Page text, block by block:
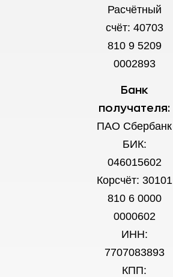
Расчётный
счёт: 40703
810 9 5209
0002893
Банк
получателя:
ПАО Сбербанк
БИК:
046015602
Корсчёт: 30101
810 6 0000
0000602
ИНН:
7707083893
КПП: